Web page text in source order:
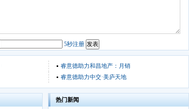
5秒注册
睿意德助力和昌地产：月销
睿意德助力中交·美庐天地
热门新闻